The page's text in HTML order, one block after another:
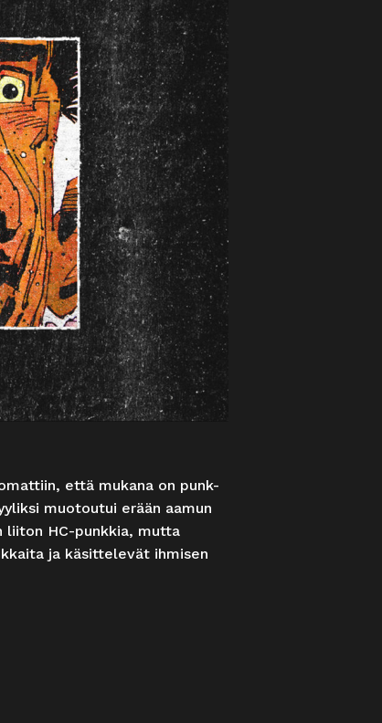
että mukana on punk-
muotoutui erään aamun
liiton HC-punkkia, mutta
ja käsittelevät ihmisen